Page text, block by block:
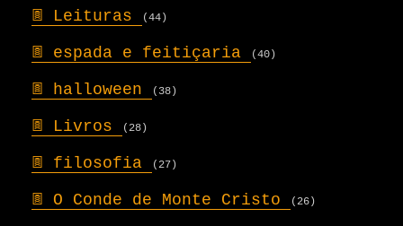
𖣍 Leituras (44)
𖣍 espada e feitiçaria (40)
𖣍 halloween (38)
𖣍 Livros (28)
𖣍 filosofia (27)
𖣍 O Conde de Monte Cristo (26)